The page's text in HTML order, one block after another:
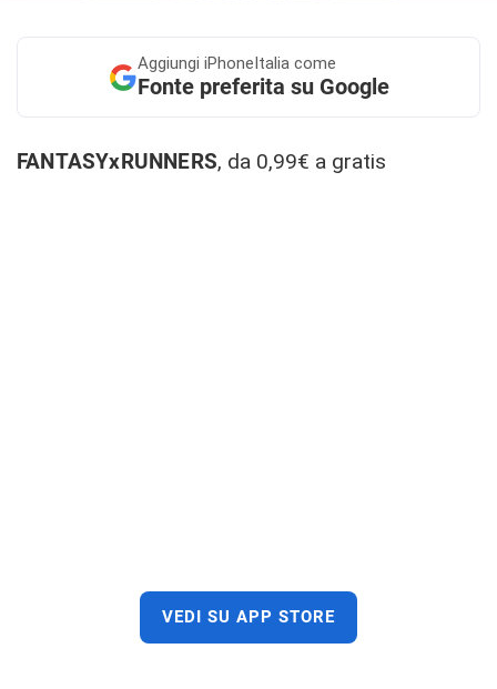
Aggiungi iPhoneItalia come
Fonte preferita su Google
FANTASYxRUNNERS, da 0,99€ a gratis
VEDI SU APP STORE